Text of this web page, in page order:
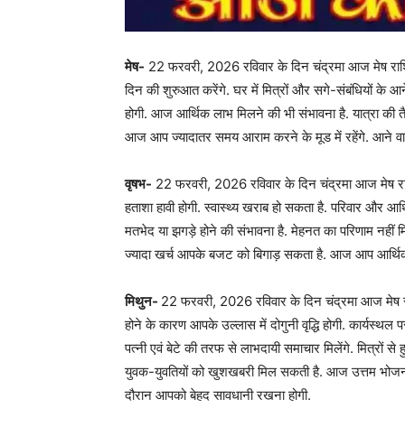
मेष- 22 फरवरी, 2026 रविवार के दिन चंद्रमा आज मेष
दिन की शुरुआत करेंगे. घर में मित्रों और सगे-संबंधियों के
होगी. आज आर्थिक लाभ मिलने की भी संभावना है. यात्रा
आज आप ज्यादातर समय आराम करने के मूड में रहेंगे. आने
वृषभ- 22 फरवरी, 2026 रविवार के दिन चंद्रमा आज मेष
हताशा हावी होगी. स्वास्थ्य खराब हो सकता है. परिवार और
मतभेद या झगड़े होने की संभावना है. मेहनत का परिणाम
ज्यादा खर्च आपके बजट को बिगाड़ सकता है. आज आप
मिथुन- 22 फरवरी, 2026 रविवार के दिन चंद्रमा आज
होने के कारण आपके उल्लास में दोगुनी वृद्धि होगी. कार्यस्थल
पत्नी एवं बेटे की तरफ से लाभदायी समाचार मिलेंगे. मित्रों
युवक-युवतियों को खुशखबरी मिल सकती है. आज उत्तम भोजन
दौरान आपको बेहद सावधानी रखना होगी.